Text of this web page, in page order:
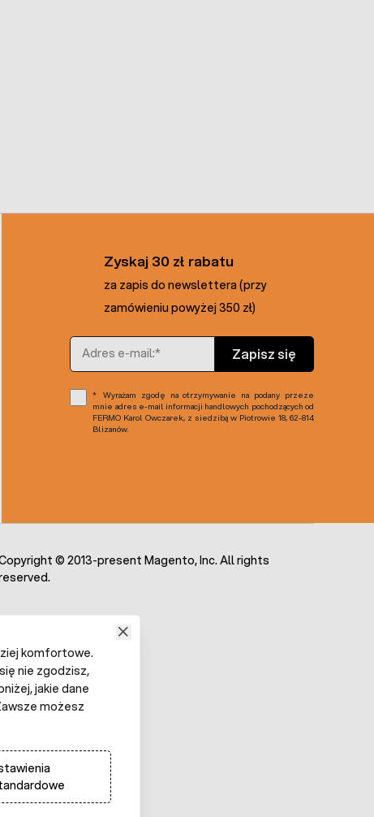
Zyskaj 30 zł rabatu
za zapis do newslettera (przy
zamówieniu powyżej 350 zł)
Adres e-mail
Zapisz się
Wyrażam zgodę na otrzymywanie na podany przeze
mnie adres e-mail informacji handlowych pochodzących od
FERMO Karol Owczarek, z siedzibą w Piotrowie 18, 62-814
Blizanów.
© 2013-present Magento, Inc. All rights
komfortowe.
nie zgodzisz,
jakie dane
możesz